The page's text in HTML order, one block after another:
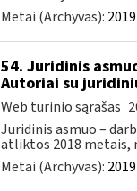
Metai (Archyvas): 2019
54. Juridinis
Autoriai su
Web turinio sąrašas
Juridinis asmuo –
atliktos 2018 metais,
Metai (Archyvas): 2019